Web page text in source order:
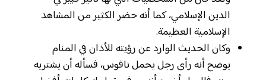
الدين الإسلامي، كما أنه حضر الكثير من المشاهد
الإسلامية العظيمة.
وكان الحديث الوارد عن رؤيته للأذان في المنام
يوضح أنه رأى رجل يحمل ناقوس، فسأله أن يشتريه